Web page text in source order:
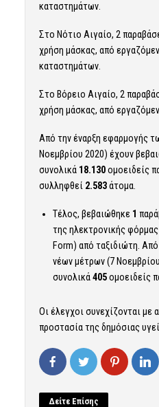
καταστημάτων.
Στο Νότιο Αιγαίο, 2
χρήση μάσκας, από
καταστημάτων.
Στο Βόρειο Αιγαίο, 2
χρήση μάσκας, από
Από την έναρξη εφαρμογής
Νοεμβρίου 2020) έχουν
συνολικά 18.130ομοειδείς
συλληφθεί 2.583άτομα.
Τέλος, βεβαιώθηκε 1
της ηλεκτρονικής
Form) από ταξιδιώτη.
νέων μέτρων (7
συνολικά405ομοειδείς
Οι έλεγχοι συνεχίζονται με
προστασία της δημόσιας
Δείτε Επίσης